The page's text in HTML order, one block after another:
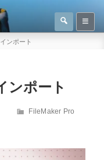
検
検
索
ンポート
ンポート
カ
ー
FileMaker Pro